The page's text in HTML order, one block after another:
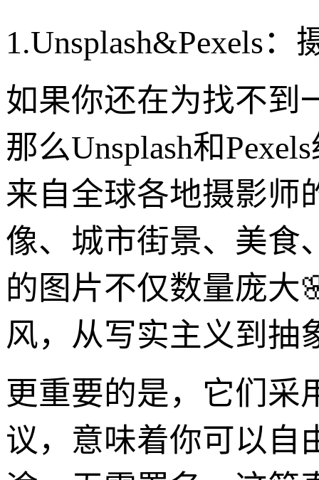
1.Unsplash&Pexels
如果你还在为找不到
那么Unsplash和
来自全球各地摄影师
像、城市街景、美食
的图片不仅数量庞大
风，从写实主义到抽
更重要的是，它们采
议，意味着你可以自